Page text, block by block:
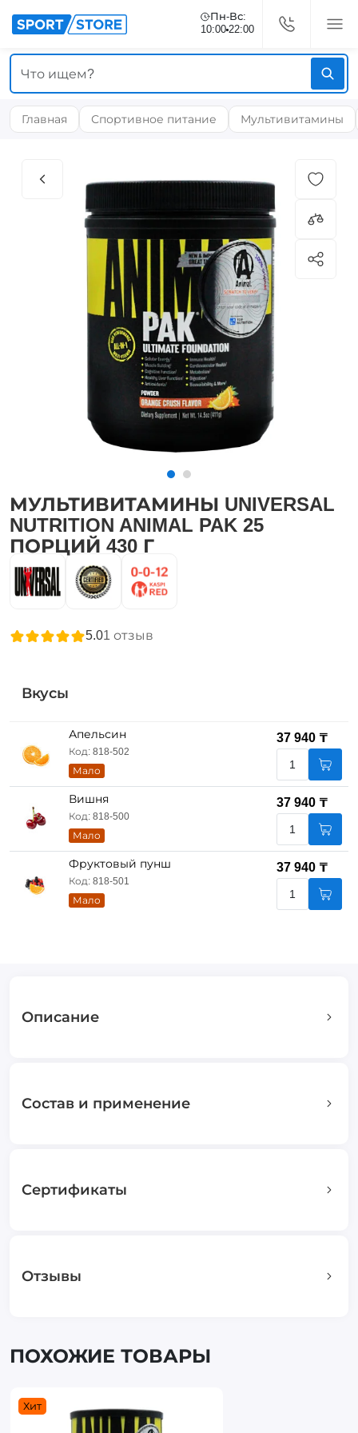
Пн-Вс:
10:00 22:00
Главная Спортивное питание Мультивитамины
МУЛЬТИВИТАМИНЫ UNIVERSAL
NUTRITION ANIMAL PAK 25
ПОРЦИЙ 430 Г
5.01 отзыв
Вкусы
Апельсин
Код: 818-502
Мало
37 940 ₸
Вишня
Код: 818-500
Мало
37 940 ₸
Фруктовый пунш
Код: 818-501
Мало
37 940 ₸
Описание
Состав и применение
Сертификаты
Отзывы
ПОХОЖИЕ ТОВАРЫ
Хит